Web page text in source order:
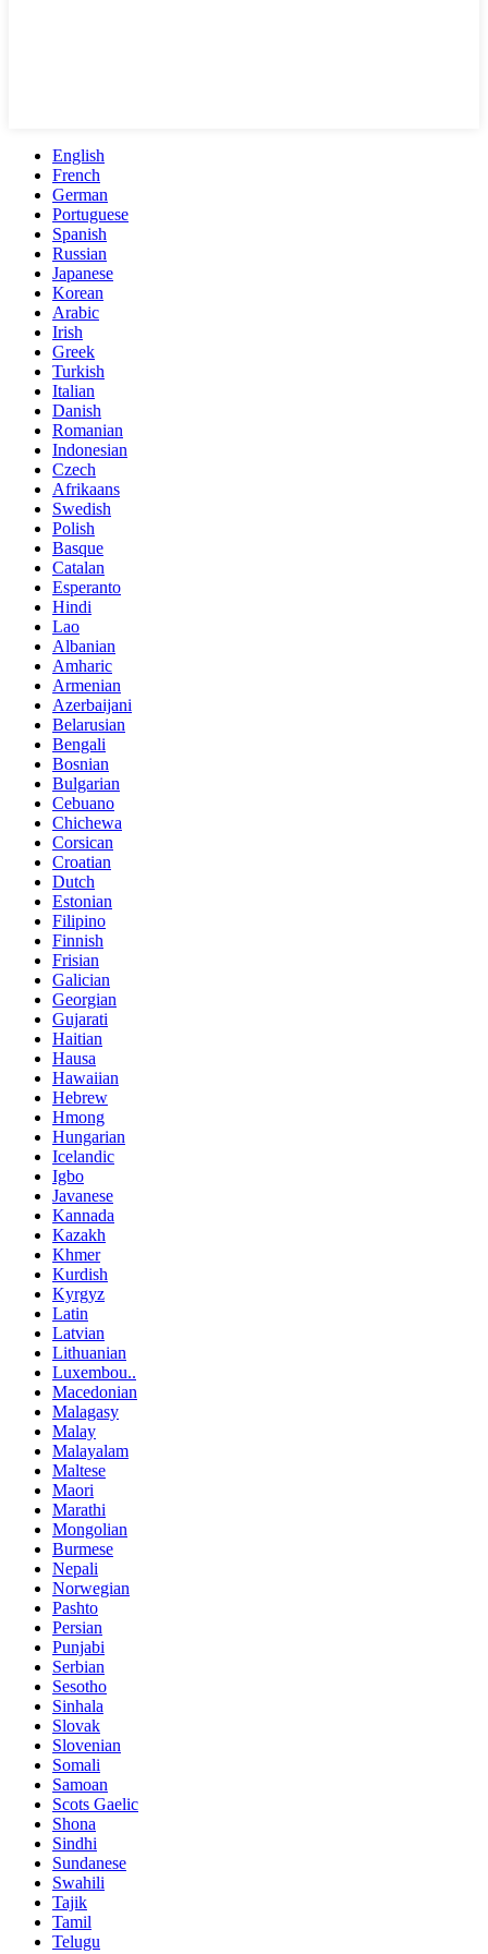
English
French
German
Portuguese
Spanish
Russian
Japanese
Korean
Arabic
Irish
Greek
Turkish
Italian
Danish
Romanian
Indonesian
Czech
Afrikaans
Swedish
Polish
Basque
Catalan
Esperanto
Hindi
Lao
Albanian
Amharic
Armenian
Azerbaijani
Belarusian
Bengali
Bosnian
Bulgarian
Cebuano
Chichewa
Corsican
Croatian
Dutch
Estonian
Filipino
Finnish
Frisian
Galician
Georgian
Gujarati
Haitian
Hausa
Hawaiian
Hebrew
Hmong
Hungarian
Icelandic
Igbo
Javanese
Kannada
Kazakh
Khmer
Kurdish
Kyrgyz
Latin
Latvian
Lithuanian
Luxembou..
Macedonian
Malagasy
Malay
Malayalam
Maltese
Maori
Marathi
Mongolian
Burmese
Nepali
Norwegian
Pashto
Persian
Punjabi
Serbian
Sesotho
Sinhala
Slovak
Slovenian
Somali
Samoan
Scots Gaelic
Shona
Sindhi
Sundanese
Swahili
Tajik
Tamil
Telugu